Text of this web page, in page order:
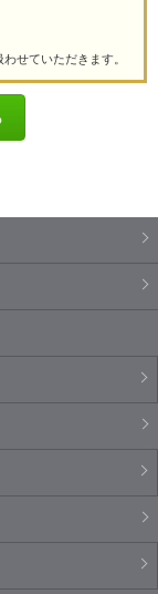
せていただきます。